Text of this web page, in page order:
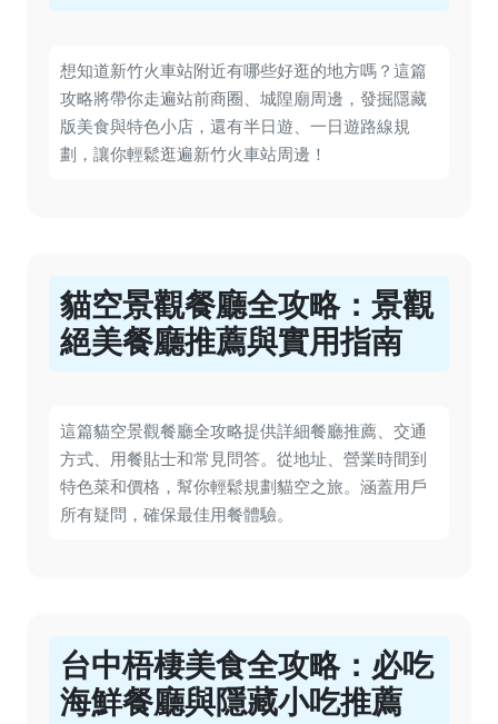
想知道新竹火車站附近有哪些好逛的地方嗎？這篇
攻略將帶你走遍站前商圈、城隍廟周邊，發掘隱藏
版美食與特色小店，還有半日遊、一日遊路線規
劃，讓你輕鬆逛遍新竹火車站周邊！
貓空景觀餐廳全攻略：景觀
絕美餐廳推薦與實用指南
這篇貓空景觀餐廳全攻略提供詳細餐廳推薦、交通
方式、用餐貼士和常見問答。從地址、營業時間到
特色菜和價格，幫你輕鬆規劃貓空之旅。涵蓋用戶
所有疑問，確保最佳用餐體驗。
台中梧棲美食全攻略：必吃
海鮮餐廳與隱藏小吃推薦